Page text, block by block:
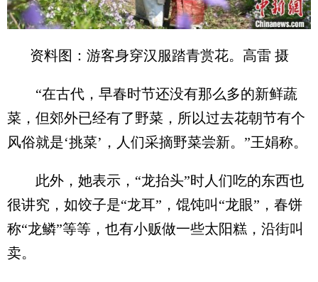
资料图：游客身穿汉服踏青赏花。高雷 摄
“在古代，早春时节还没有那么多的新鲜蔬
菜，但郊外已经有了野菜，所以过去花朝节有个
风俗就是‘挑菜’，人们采摘野菜尝新。”王娟称。
此外，她表示，“龙抬头”时人们吃的东西也
很讲究，如饺子是“龙耳”，馄饨叫“龙眼”，春饼
称“龙鳞”等等，也有小贩做一些太阳糕，沿街叫
卖。